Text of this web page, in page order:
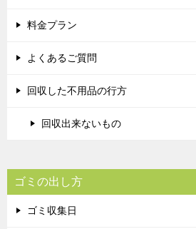
料金プラン
よくあるご質問
回収した不用品の行方
回収出来ないもの
ゴミの出し方
ゴミ収集日